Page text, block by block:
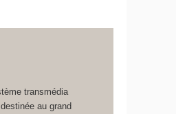
transmédia
au grand